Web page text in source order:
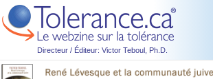
Directeur / Éditeur: Victor Teboul, Ph.D.